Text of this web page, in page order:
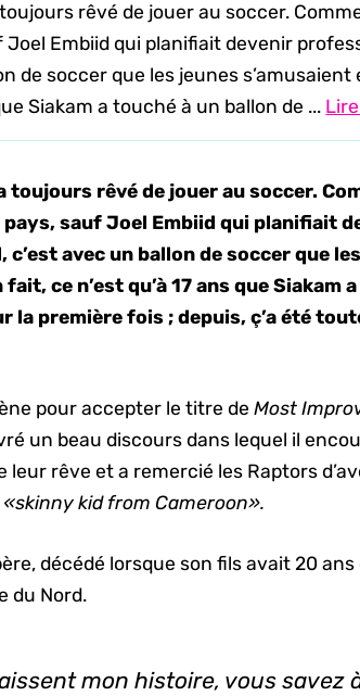
rêvé de jouer au soccer.
Joel Embiid qui planifiait devenir
de soccer que les jeunes
Siakam a touché à un ballon de ...
toujours rêvé de jouer au soccer.
sauf Joel Embiid qui planifiait
avec un ballon de soccer que
ce n’est qu’à 17 ans que Siakam
la première fois ; depuis, ç’a été
pour accepter le titre deMost
un beau discours dans lequel il
rêve et a remercié les Raptors
«skinny kid from Cameroon».
décédé lorsque son fils avait 20 ans
du Nord.
mon histoire, vous savez